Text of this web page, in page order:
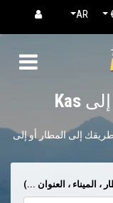
AR
إلىKas
إلى المطار أو إلى
، الميناء ، العنوان ...)